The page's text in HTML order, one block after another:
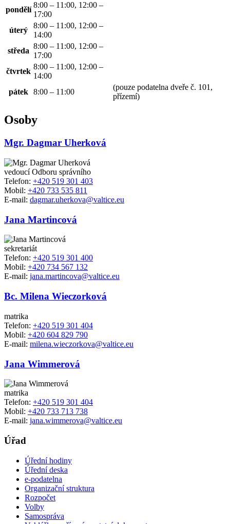
pondělí
8:00 – 11:00, 12:00 –
17:00
úterý
8:00 – 11:00, 12:00 –
14:00
středa
8:00 – 11:00, 12:00 –
17:00
čtvrtek
8:00 – 11:00, 12:00 –
14:00
pátek 8:00 – 11:00
(pouze podatelna dveře č. 101,
přízemí)
Osoby
Mgr. Dagmar Uherková
vedoucí Odboru správního
Telefon: +420 519 301 403
Mobil: +420 733 535 811
E-mail: dagmar.uherkova@valtice.eu
Jana Martincová
sekretariát
Telefon: +420 519 301 400
Mobil: +420 734 567 132
E-mail: jana.martincova@valtice.eu
Bc. Milena Wieczorková
matrika
Telefon: +420 519 301 404
Mobil: +420 604 829 790
E-mail: milena.wieczorkova@valtice.eu
Jana Wimmerová
matrika
Telefon: +420 519 301 404
Mobil: +420 733 713 738
E-mail: jana.wimmerova@valtice.eu
Úřad
Úřední hodiny
Úřední deska
e-podatelna
Organizační struktura
Rozpočet
Volby
Samospráva